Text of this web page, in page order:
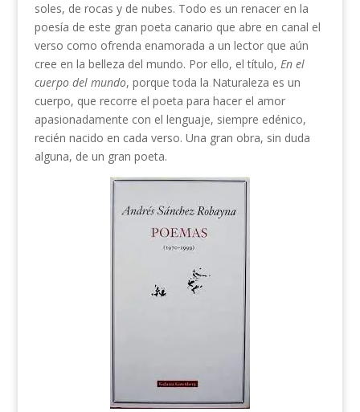
soles, de rocas y de nubes. Todo es un renacer en la
poesía de este gran poeta canario que abre en canal el
verso como ofrenda enamorada a un lector que aún
cree en la belleza del mundo. Por ello, el título, En el
cuerpo del mundo, porque toda la Naturaleza es un
cuerpo, que recorre el poeta para hacer el amor
apasionadamente con el lenguaje, siempre edénico,
recién nacido en cada verso. Una gran obra, sin duda
alguna, de un gran poeta.